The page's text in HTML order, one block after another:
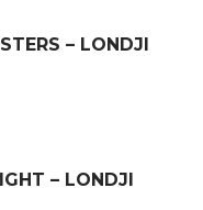
– LONDJI
– LONDJI